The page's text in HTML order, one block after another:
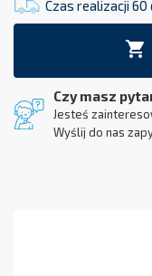
Czas realizacji

Czy masz
Jesteś
Wyślij do nas